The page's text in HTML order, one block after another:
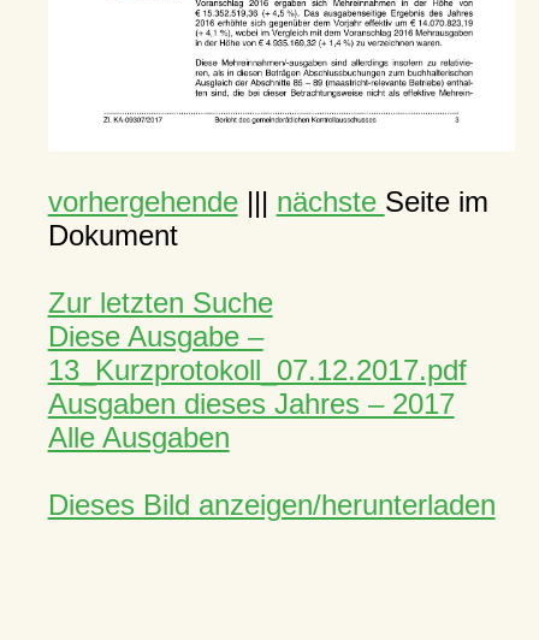
vorhergehende||| nächste Seite im
Dokument
Zur letzten Suche
Diese Ausgabe –
13_Kurzprotokoll_07.12.2017.pdf
Ausgaben dieses Jahres – 2017
Alle Ausgaben
Dieses Bild anzeigen/herunterladen